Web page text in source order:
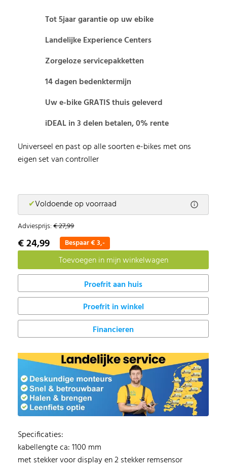
Tot 5jaar garantie op uw ebike
Landelijke Experience Centers
Zorgeloze servicepakketten
14 dagen bedenktermijn
Uw e-bike GRATIS thuis geleverd
iDEAL in 3 delen betalen, 0% rente
Universeel en past op alle soorten e-bikes met ons
eigen set van controller
✔Voldoende op voorraad
Adviesprijs:€ 27,99
€ 24,99 Bespaar € 3,-
Proefrit in winkel
Financieren
Specificaties:
kabellengte ca: 1100 mm
met stekker voor display en 2 stekker remsensor